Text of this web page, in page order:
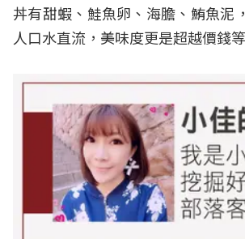
丼有甜蝦、鮭魚卵、海膽、鮪魚泥
人口水直流，美味度更是超越價錢